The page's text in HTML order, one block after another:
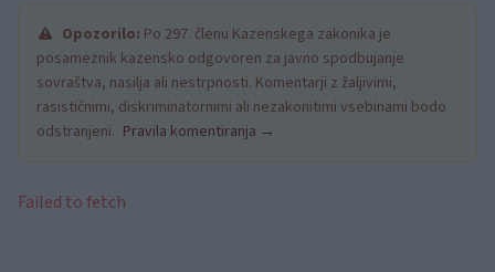
Opozorilo: Po 297. členu Kazenskega zakonika je
posameznik kazensko odgovoren za javno spodbujanje
sovraštva, nasilja ali nestrpnosti. Komentarji z žaljivimi,
rasističnimi, diskriminatornimi ali nezakonitimi vsebinami bodo
odstranjeni. Pravila komentiranja →
Failed to fetch